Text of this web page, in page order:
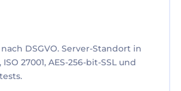
DSGVO. Server-Standort in
27001, AES-256-bit-SSL und